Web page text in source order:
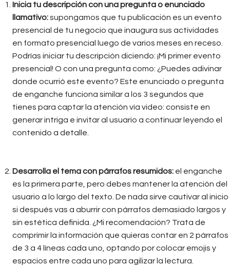
Inicia tu descripción con una pregunta o enunciado
llamativo:supongamos que tu publicación es un evento
presencial de tu negocio que inaugura sus actividades
en formato presencial luego de varios meses en receso.
Podrías iniciar tu descripción diciendo: ¡Mi primer evento
presencial! O con una pregunta como: ¿Puedes adivinar
donde ocurrió este evento? Este enunciado o pregunta
de enganche funciona similar a los 3 segundos que
tienes para captar la atención vía video: consiste en
generar intriga e invitar al usuario a continuar leyendo el
contenido a detalle.
Desarrolla el tema con párrafos resumidos: el enganche
es la primera parte, pero debes mantener la atención del
usuario a lo largo del texto. De nada sirve cautivar al inicio
si después vas a aburrir con párrafos demasiado largos y
sin estética definida. ¿Mi recomendación? Trata de
comprimir la información que quieras contar en 2 párrafos
de 3 a 4 líneas cada uno, optando por colocar emojis y
espacios entre cada uno para agilizar la lectura.